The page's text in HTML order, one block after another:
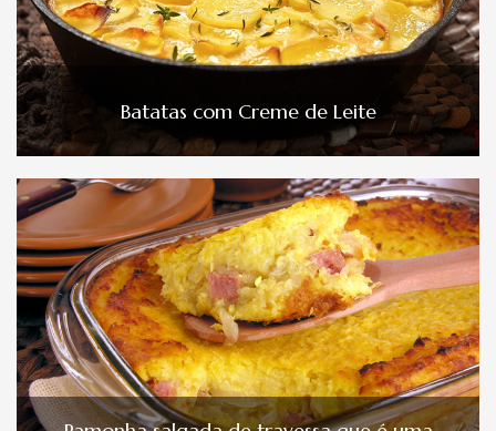
Batatas com Creme de Leite